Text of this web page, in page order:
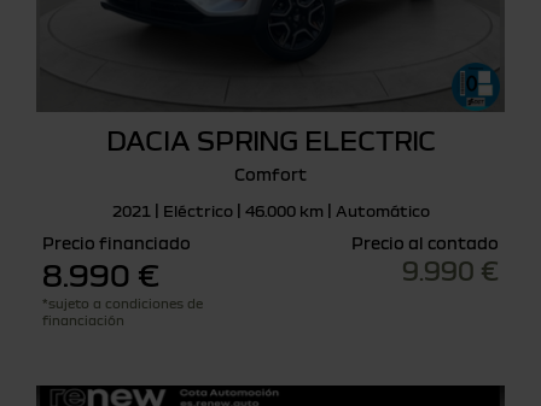
DACIA SPRING ELECTRIC
Comfort
2021 | Eléctrico | 46.000 km | Automático
Precio financiado
8.990 €
*sujeto a condiciones de
financiación
Precio al contado
9.990 €